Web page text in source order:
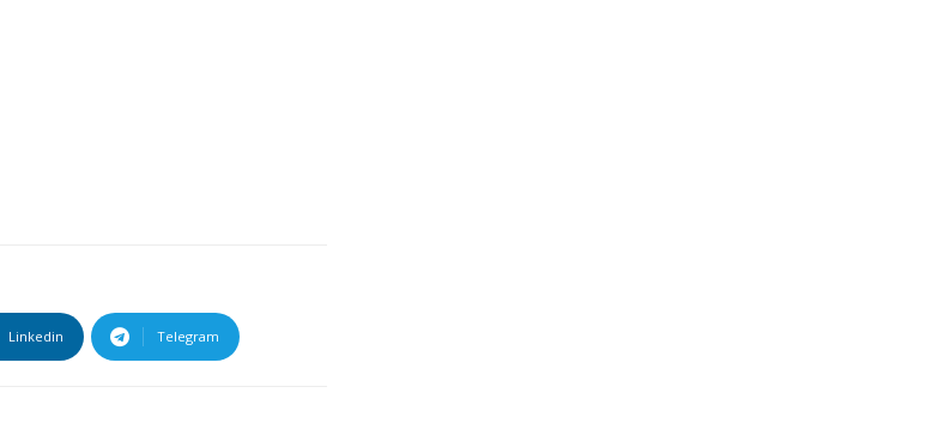
Linkedin Telegram